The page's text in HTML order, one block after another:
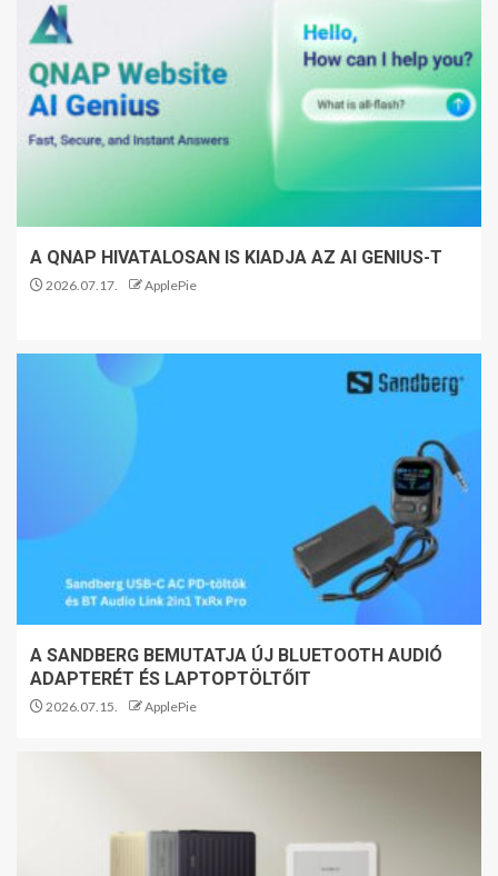
A QNAP HIVATALOSAN IS KIADJA AZ AI GENIUS-T
2026.07.17. ApplePie
A SANDBERG BEMUTATJA ÚJ BLUETOOTH AUDIÓ
ADAPTERÉT ÉS LAPTOPTÖLTŐIT
2026.07.15. ApplePie